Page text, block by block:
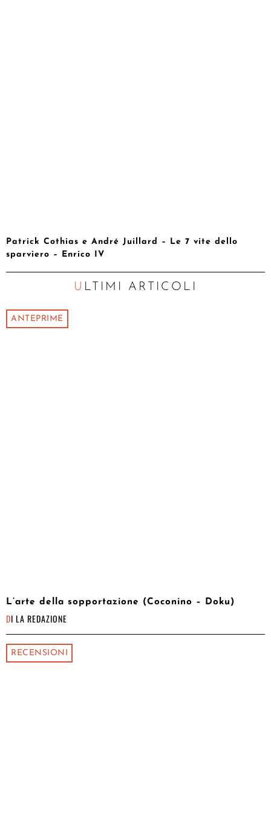
Patrick Cothias e André Juillard – Le 7 vite dello
sparviero – Enrico IV
ULTIMI ARTICOLI
ANTEPRIME
L’arte della sopportazione (Coconino – Doku)
DI LA REDAZIONE
RECENSIONI